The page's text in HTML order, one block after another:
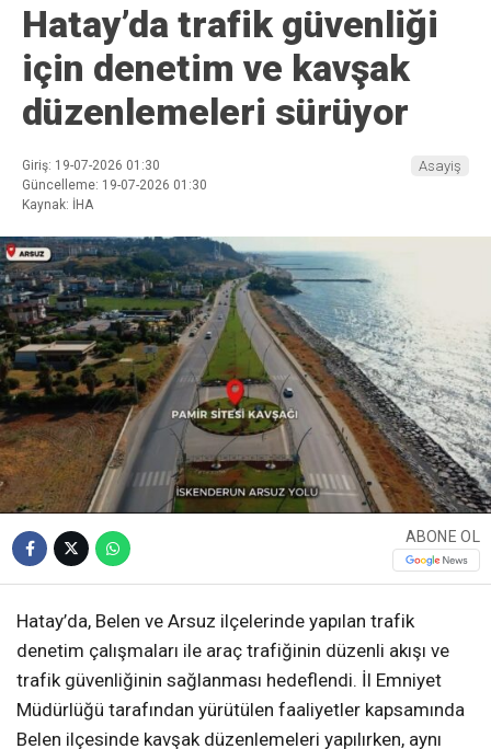
Hatay’da trafik güvenliği
için denetim ve kavşak
düzenlemeleri sürüyor
Giriş: 19-07-2026 01:30
Güncelleme: 19-07-2026 01:30
Kaynak: İHA
Asayiş
ABONE OL
Hatay’da, Belen ve Arsuz ilçelerinde yapılan trafik
denetim çalışmaları ile araç trafiğinin düzenli akışı ve
trafik güvenliğinin sağlanması hedeflendi. İl Emniyet
Müdürlüğü tarafından yürütülen faaliyetler kapsamında
Belen ilçesinde kavşak düzenlemeleri yapılırken, aynı